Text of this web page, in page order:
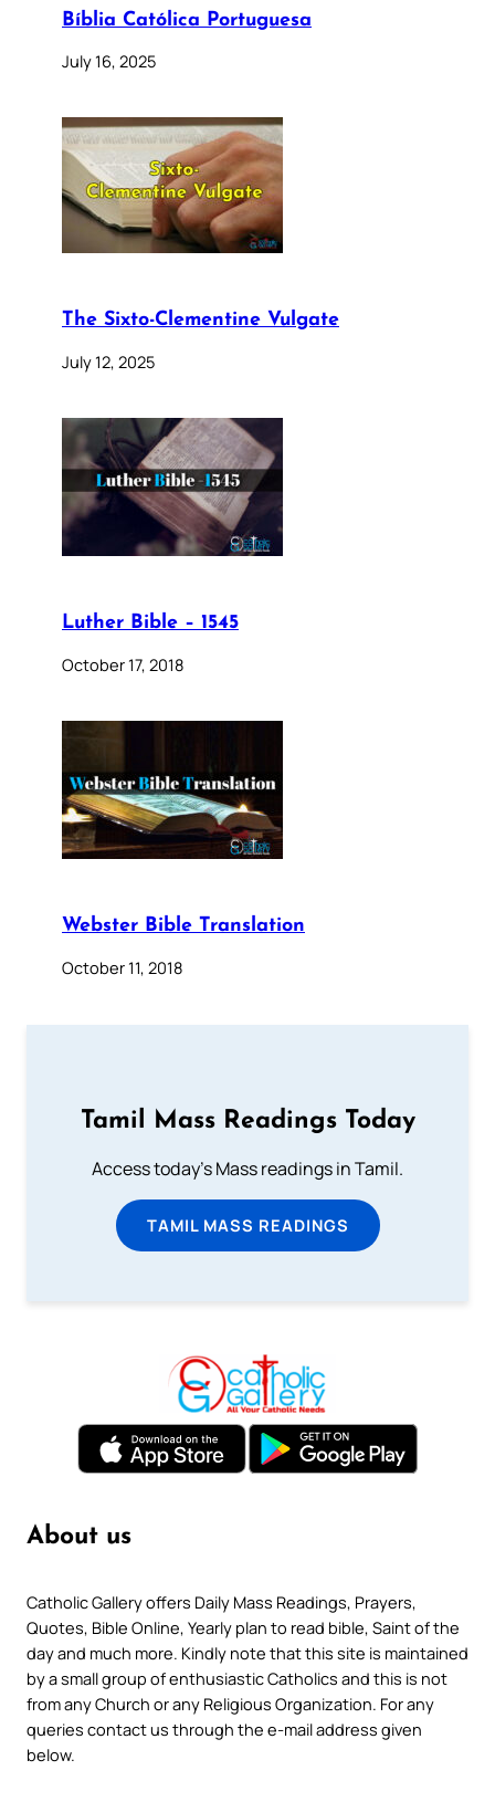
Bíblia Católica Portuguesa
July 16, 2025
The Sixto-Clementine Vulgate
July 12, 2025
Luther Bible – 1545
October 17, 2018
Webster Bible Translation
October 11, 2018
Tamil Mass Readings Today
Access today's Mass readings in Tamil.
TAMIL MASS READINGS
About us
Catholic Gallery offers Daily Mass Readings, Prayers,
Quotes, Bible Online, Yearly plan to read bible, Saint of the
day and much more. Kindly note that this site is maintained
by a small group of enthusiastic Catholics and this is not
from any Church or any Religious Organization. For any
queries contact us through the e-mail address given
below.